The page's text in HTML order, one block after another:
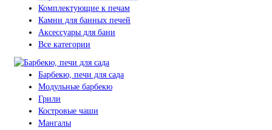
Комплектующие к печам
Камни для банных печей
Аксессуары для бани
Все категории
Барбекю, печи для сада
Модульные барбекю
Грили
Костровые чаши
Мангалы